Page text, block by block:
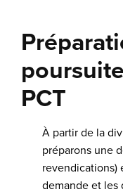
PCT
À partir de la
préparons une
revendications)
demande et les